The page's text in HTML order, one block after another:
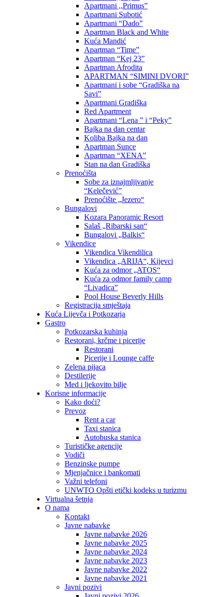
Apartmani ,,Primus”
Apartmani Subotić
Apartmani “Dado”
Apartman Black and White
Kuća Mandić
Apartman “Time”
Apartman “Kej 23”
Apartman Afrodita
APARTMAN “SIMINI DVORI”
Apartmani i sobe “Gradiška na
Savi”
Apartmani Gradiška
Red Apartment
Apartmani “Lena ” i “Peky”
Bajka na dan centar
Koliba Bajka na dan
Apartman Sunce
Apartman “XENA”
Stan na dan Gradiška
Prenoćišta
Sobe za iznajmljivanje
“Kelečević”
Prenoćište „Jezero“
Bungalovi
Kozara Panoramic Resort
Salaš „Ribarski san“
Bungalovi „Balkis“
Vikendice
Vikendica Vikendilica
Vikendica „ARIJA“, Kijevci
Kuća za odmor „ATOS“
Kuća za odmor family camp
“Livadica”
Pool House Beverly Hills
Registracija smještaja
Kuća Lijevča i Potkozarja
Gastro
Potkozarska kuhinja
Restorani, krčme i picerije
Restorani
Picerije i Lounge caffe
Zelena pijaca
Destilerije
Med i ljekovito bilje
Korisne informacije
Kako doći?
Prevoz
Rent a car
Taxi stanica
Autobuska stanica
Turističke agencije
Vodiči
Benzinske pumpe
Mjenjačnice i bankomati
Važni telefoni
UNWTO Opšti etički kodeks u turizmu
Virtualna šetnja
O nama
Kontakt
Javne nabavke
Javne nabavke 2026
Javne nabavke 2025
Javne nabavke 2024
Javne nabavke 2023
Javne nabavke 2022
Javne nabavke 2021
Javni pozivi